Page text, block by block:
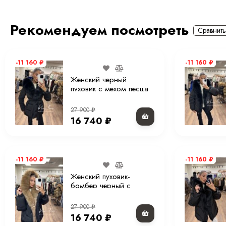
Рекомендуем посмотреть
-11 160 ₽
Женский черный
пуховик с мехом песца
27 900₽
16 740₽
-11 160 ₽
Женский пуховик-
бомбер черный с
соболь и капюшоном
65 см
27 900₽
16 740₽
-11 160 ₽
-11 160 ₽